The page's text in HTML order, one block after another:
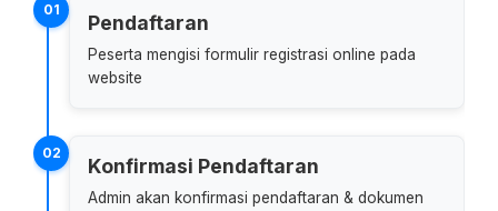
01
Pendaftaran
Peserta mengisi formulir registrasi online pada
website
02
Konfirmasi Pendaftaran
Admin akan konfirmasi pendaftaran & dokumen